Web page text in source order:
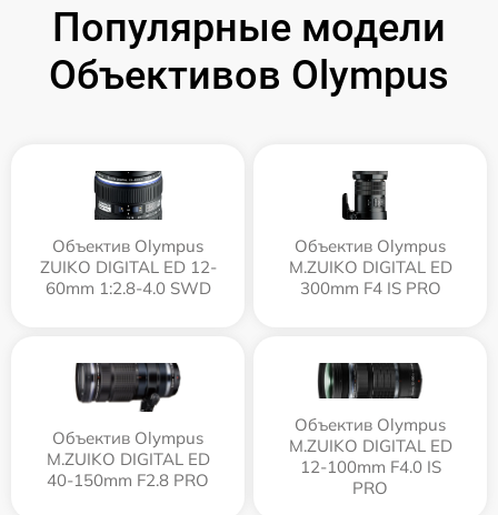
Популярные модели
Объективов Olympus
Объектив Olympus
ZUIKO DIGITAL ED 12-
60mm 1:2.8-4.0 SWD
Объектив Olympus
M.ZUIKO DIGITAL ED
300mm F4 IS PRO
Объектив Olympus
M.ZUIKO DIGITAL ED
40-150mm F2.8 PRO
Объектив Olympus
M.ZUIKO DIGITAL ED
12‑100mm F4.0 IS
PRO